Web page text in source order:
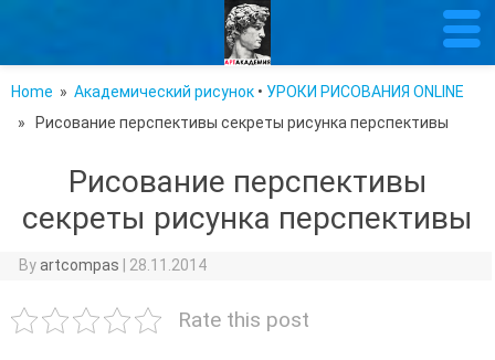
Home » Академический рисунок • УРОКИ РИСОВАНИЯ ONLINE
» Рисование перспективы секреты рисунка перспективы
Рисование перспективы
секреты рисунка перспективы
Byartcompas | 28.11.2014
Rate this post